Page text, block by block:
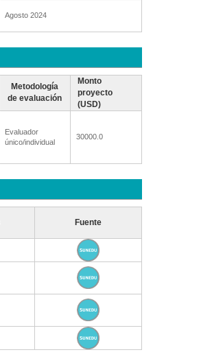
Agosto 2024
Metodología
de evaluación
Monto
proyecto
(USD)
Evaluador
único/individual
30000.0
Fuente